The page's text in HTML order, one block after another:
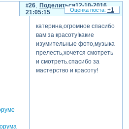
Поделиться
26
12-10-2016
21:05:15
катерина,огромное спасибо
вам за красоту!какие
изумительные фото,музыка
прелесть,хочется смотреть
и смотреть.спасибо за
мастерство и красоту!
+1